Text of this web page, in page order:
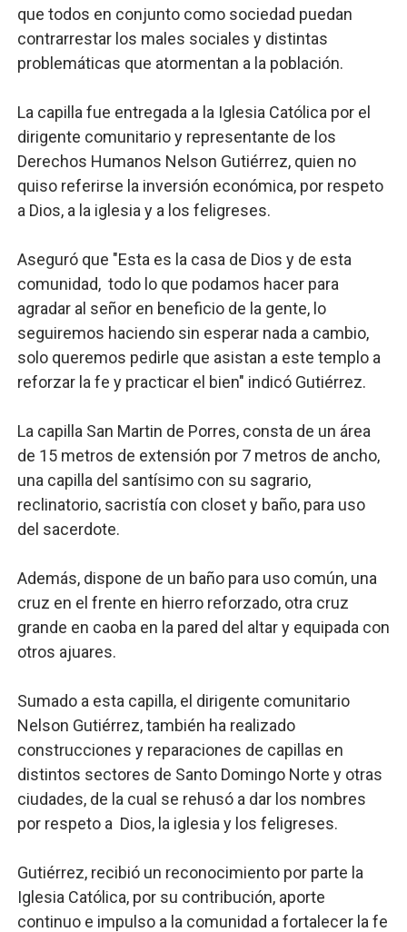
que todos en conjunto como sociedad puedan
contrarrestar los males sociales y distintas
problemáticas que atormentan a la población.
La capilla fue entregada a la Iglesia Católica por el
dirigente comunitario y representante de los
Derechos Humanos Nelson Gutiérrez, quien no
quiso referirse la inversión económica, por respeto
a Dios, a la iglesia y a los feligreses.
Aseguró que "Esta es la casa de Dios y de esta
comunidad, todo lo que podamos hacer para
agradar al señor en beneficio de la gente, lo
seguiremos haciendo sin esperar nada a cambio,
solo queremos pedirle que asistan a este templo a
reforzar la fe y practicar el bien" indicó Gutiérrez.
La capilla San Martin de Porres, consta de un área
de 15 metros de extensión por 7 metros de ancho,
una capilla del santísimo con su sagrario,
reclinatorio, sacristía con closet y baño, para uso
del sacerdote.
Además, dispone de un baño para uso común, una
cruz en el frente en hierro reforzado, otra cruz
grande en caoba en la pared del altar y equipada con
otros ajuares.
Sumado a esta capilla, el dirigente comunitario
Nelson Gutiérrez, también ha realizado
construcciones y reparaciones de capillas en
distintos sectores de Santo Domingo Norte y otras
ciudades, de la cual se rehusó a dar los nombres
por respeto a Dios, la iglesia y los feligreses.
Gutiérrez, recibió un reconocimiento por parte la
Iglesia Católica, por su contribución, aporte
continuo e impulso a la comunidad a fortalecer la fe